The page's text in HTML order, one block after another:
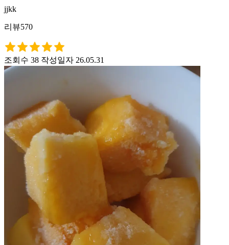
jjkk
리뷰570
조회수 38 작성일자 26.05.31